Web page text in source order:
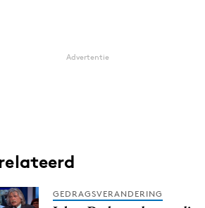
Advertentie
GEDRAGSVERANDERING